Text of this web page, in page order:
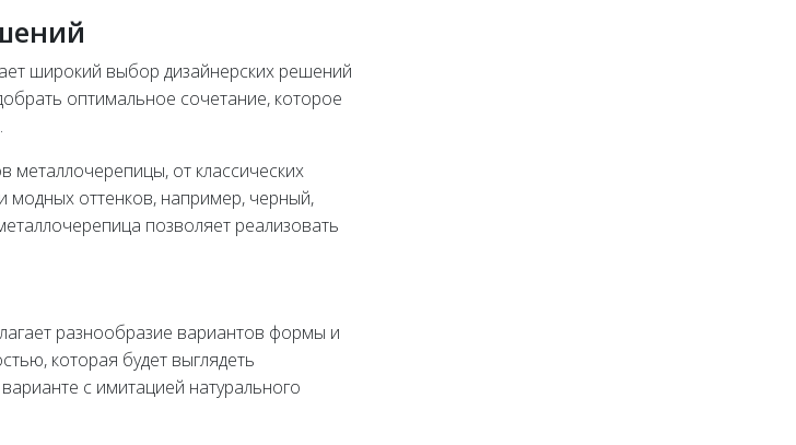
широкий выбор дизайнерских решений
оптимальное сочетание, которое
металлочерепицы, от классических
модных оттенков, например, черный,
позволяет реализовать
разнообразие вариантов формы и
которая будет выглядеть
с имитацией натурального